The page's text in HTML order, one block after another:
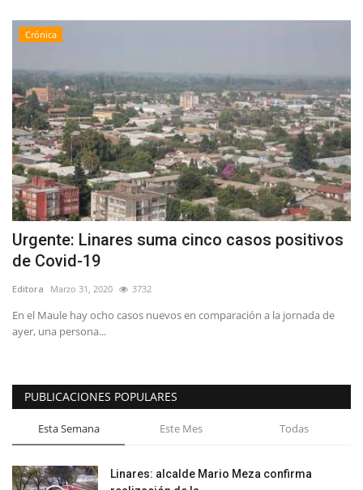
Crónica
Urgente: Linares suma cinco casos positivos
de Covid-19
Editora Marzo 31, 2020 3732
En el Maule hay ocho casos nuevos en comparación a la jornada de
ayer, una persona...
PUBLICACIONES POPULARES
Esta Semana Este Mes Todas
Linares: alcalde Mario Meza confirma